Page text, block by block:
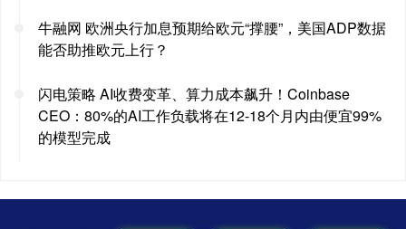
牛融网 欧洲央行加息预期给欧元“撑腰”，美国ADP数据
能否助推欧元上行？
闪电策略 AI收费变革、算力成本飙升！Coinbase
CEO：80%的AI工作负载将在12-18个月内由便宜99%
的模型完成